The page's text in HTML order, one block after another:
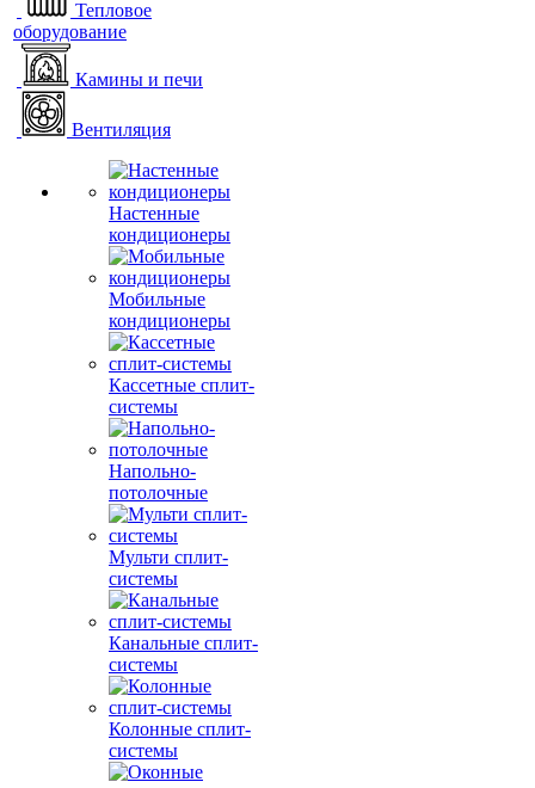
Тепловое
оборудование
Камины и печи
Вентиляция
Настенные
кондиционеры
Мобильные
кондиционеры
Кассетные сплит-
системы
Напольно-
потолочные
Мульти сплит-
системы
Канальные сплит-
системы
Колонные сплит-
системы